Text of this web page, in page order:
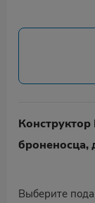
броненосца,
Выберите